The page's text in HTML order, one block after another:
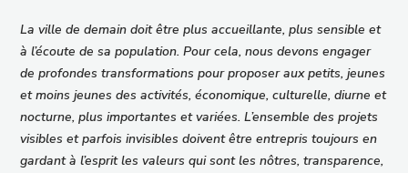
La ville de demain doit être plus accueillante, plus sensible et
à l’écoute de sa population. Pour cela, nous devons engager
de profondes transformations pour proposer aux petits, jeunes
et moins jeunes des activités, économique, culturelle, diurne et
nocturne, plus importantes et variées. L’ensemble des projets
visibles et parfois invisibles doivent être entrepris toujours en
gardant à l’esprit les valeurs qui sont les nôtres, transparence,